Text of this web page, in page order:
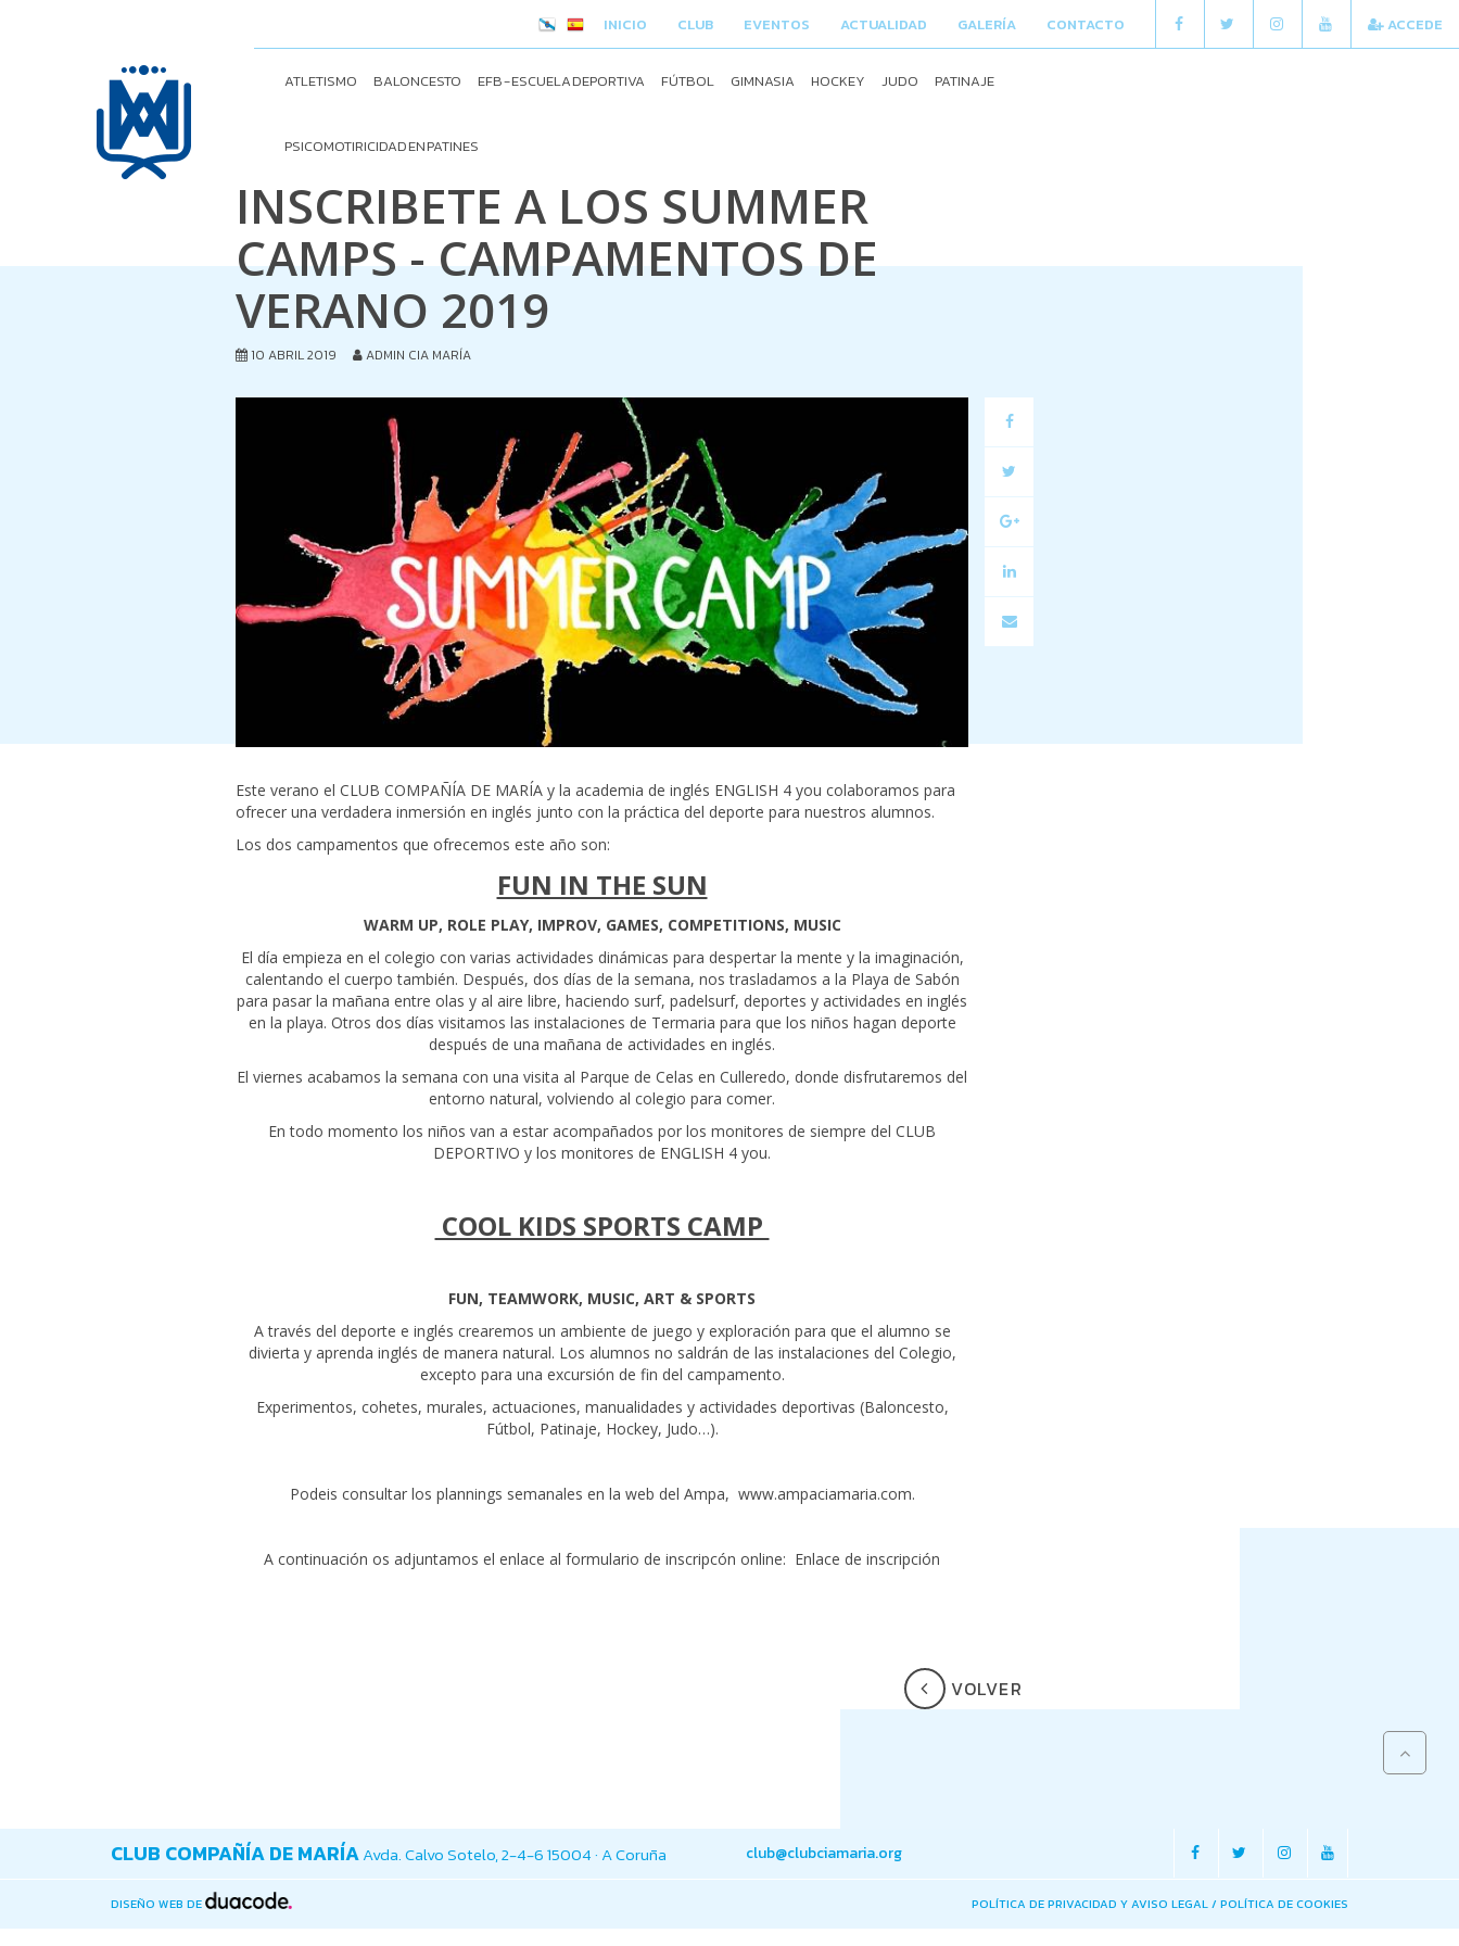
INICIO CLUB EVENTOS ACTUALIDAD GALERÍA CONTACTO ACCEDE
ATLETISMO BALONCESTO EFB - ESCUELA DEPORTIVA FÚTBOL GIMNASIA HOCKEY JUDO PATINAJE
PSICOMOTIRICIDAD EN PATINES
INSCRIBETE A LOS SUMMER
CAMPS - CAMPAMENTOS DE
VERANO 2019
10 ABRIL 2019 ADMIN CIA MARÍA
Este verano el CLUB COMPAÑÍA DE MARÍA y la academia de inglés ENGLISH 4 you colaboramos para
ofrecer una verdadera inmersión en inglés junto con la práctica del deporte para nuestros alumnos.
Los dos campamentos que ofrecemos este año son:
FUN IN THE SUN
WARM UP, ROLE PLAY, IMPROV, GAMES, COMPETITIONS, MUSIC
El día empieza en el colegio con varias actividades dinámicas para despertar la mente y la imaginación,
calentando el cuerpo también. Después, dos días de la semana, nos trasladamos a la Playa de Sabón
para pasar la mañana entre olas y al aire libre, haciendo surf, padelsurf, deportes y actividades en inglés
en la playa. Otros dos días visitamos las instalaciones de Termaria para que los niños hagan deporte
después de una mañana de actividades en inglés.
El viernes acabamos la semana con una visita al Parque de Celas en Culleredo, donde disfrutaremos del
entorno natural, volviendo al colegio para comer.
En todo momento los niños van a estar acompañados por los monitores de siempre del CLUB
DEPORTIVO y los monitores de ENGLISH 4 you.
COOL KIDS SPORTS CAMP
FUN, TEAMWORK, MUSIC, ART & SPORTS
A través del deporte e inglés crearemos un ambiente de juego y exploración para que el alumno se
divierta y aprenda inglés de manera natural. Los alumnos no saldrán de las instalaciones del Colegio,
excepto para una excursión de fin del campamento.
Experimentos, cohetes, murales, actuaciones, manualidades y actividades deportivas (Baloncesto,
Fútbol, Patinaje, Hockey, Judo…).
Podeis consultar los plannings semanales en la web del Ampa, www.ampaciamaria.com.
A continuación os adjuntamos el enlace al formulario de inscripcón online: Enlace de inscripción
VOLVER
CLUB COMPAÑÍA DE MARÍAAvda. Calvo Sotelo, 2-4-6 15004 · A Coruña club@clubciamaria.org
POLÍTICA DE PRIVACIDAD Y AVISO LEGAL/ POLÍTICA DE COOKIES
DISEÑO WEB DE